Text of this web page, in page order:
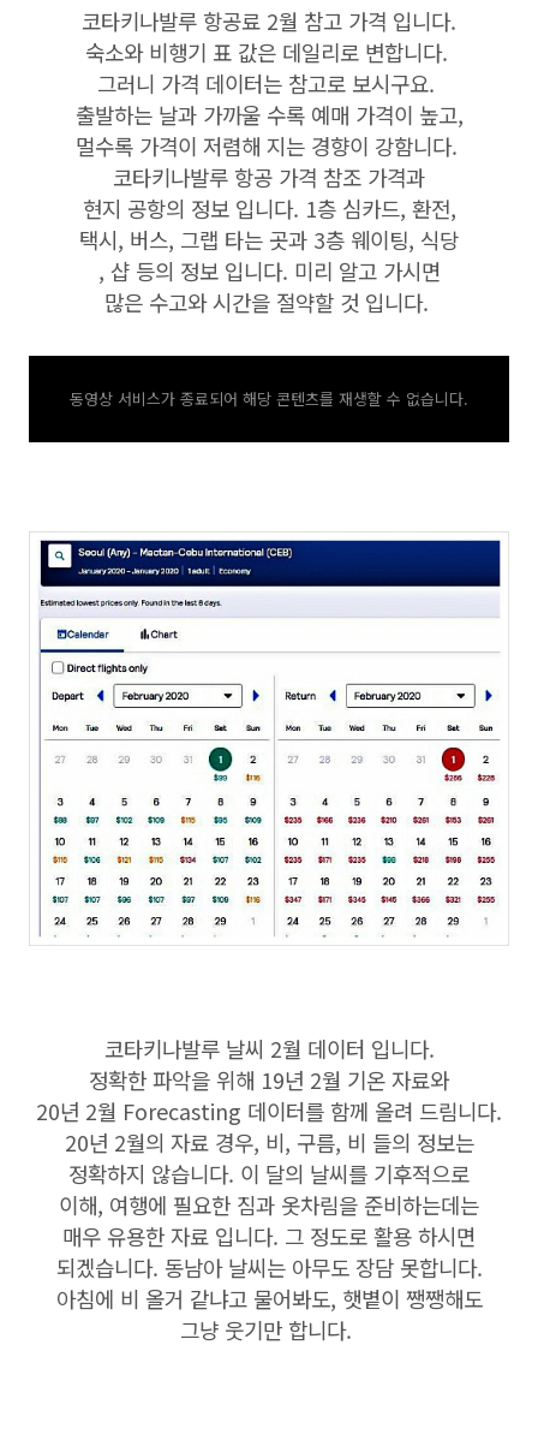
코타키나발루 항공료 2월 참고 가격 입니다.
숙소와 비행기 표 값은 데일리로 변합니다.
그러니 가격 데이터는 참고로 보시구요.
출발하는 날과 가까울 수록 예매 가격이 높고,
멀수록 가격이 저렴해 지는 경향이 강함니다.
코타키나발루 항공 가격 참조 가격과
현지 공항의 정보 입니다. 1층 심카드, 환전,
택시, 버스, 그랩 타는 곳과 3층 웨이팅, 식당
, 샵 등의 정보 입니다. 미리 알고 가시면
많은 수고와 시간을 절약할 것 입니다.
동영상 서비스가 종료되어 해당 콘텐츠를 재생할 수 없습니다.
코타키나발루 날씨 2월 데이터 입니다.
정확한 파악을 위해 19년 2월 기온 자료와
20년 2월 Forecasting 데이터를 함께 올려 드림니다.
20년 2월의 자료 경우, 비, 구름, 비 들의 정보는
정확하지 않습니다. 이 달의 날씨를 기후적으로
이해, 여행에 필요한 짐과 옷차림을 준비하는데는
매우 유용한 자료 입니다. 그 정도로 활용 하시면
되겠습니다. 동남아 날씨는 아무도 장담 못합니다.
아침에 비 올거 같냐고 물어봐도, 햇볕이 쨍쨍해도
그냥 웃기만 합니다.